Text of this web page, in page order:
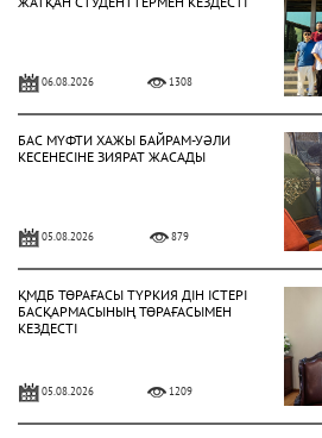
06.08.2026 1308
БАС МҮФТИ ХАЖЫ БАЙРАМ-УӘЛИ
КЕСЕНЕСІНЕ ЗИЯРАТ ЖАСАДЫ
05.08.2026 879
ҚМДБ ТӨРАҒАСЫ ТҮРКИЯ ДІН ІСТЕРІ
БАСҚАРМАСЫНЫҢ ТӨРАҒАСЫМЕН
КЕЗДЕСТІ
05.08.2026 1209